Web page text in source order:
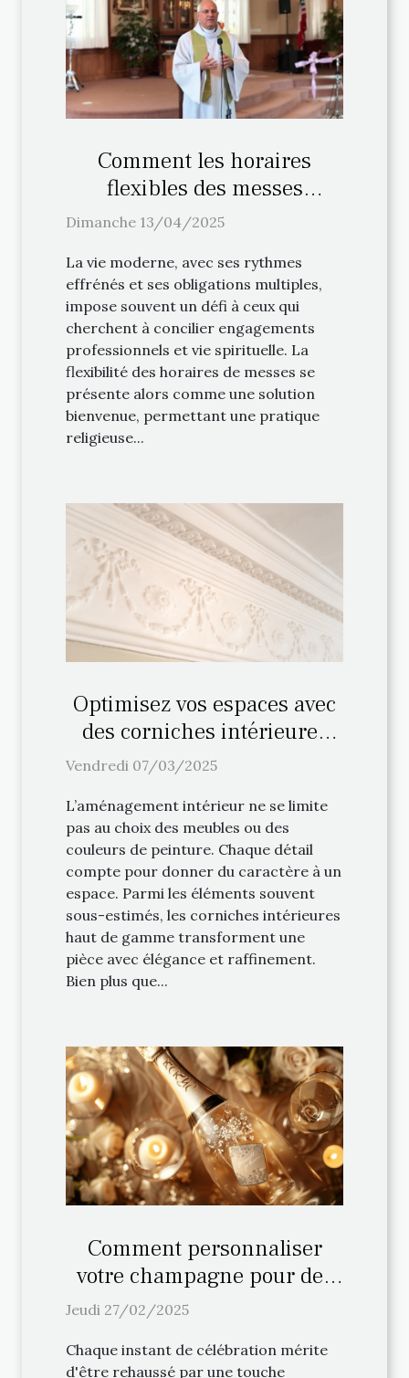
Comment les horaires
flexibles des messes
facilitent la pratique
Dimanche 13/04/2025
La vie moderne, avec ses rythmes
effrénés et ses obligations multiples,
impose souvent un défi à ceux qui
cherchent à concilier engagements
professionnels et vie spirituelle. La
flexibilité des horaires de messes se
présente alors comme une solution
bienvenue, permettant une pratique
religieuse...
Optimisez vos espaces avec
des corniches intérieures
haut de gamme
Vendredi 07/03/2025
L’aménagement intérieur ne se limite
pas au choix des meubles ou des
couleurs de peinture. Chaque détail
compte pour donner du caractère à un
espace. Parmi les éléments souvent
sous-estimés, les corniches intérieures
haut de gamme transforment une
pièce avec élégance et raffinement.
Bien plus que...
Comment personnaliser
votre champagne pour des
occasions spéciales
Jeudi 27/02/2025
Chaque instant de célébration mérite
d'être rehaussé par une touche